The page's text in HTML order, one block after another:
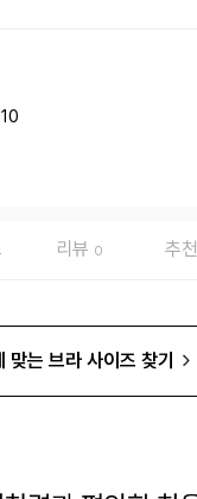
리뷰 0 추천
맞는 브라 사이즈 찾기